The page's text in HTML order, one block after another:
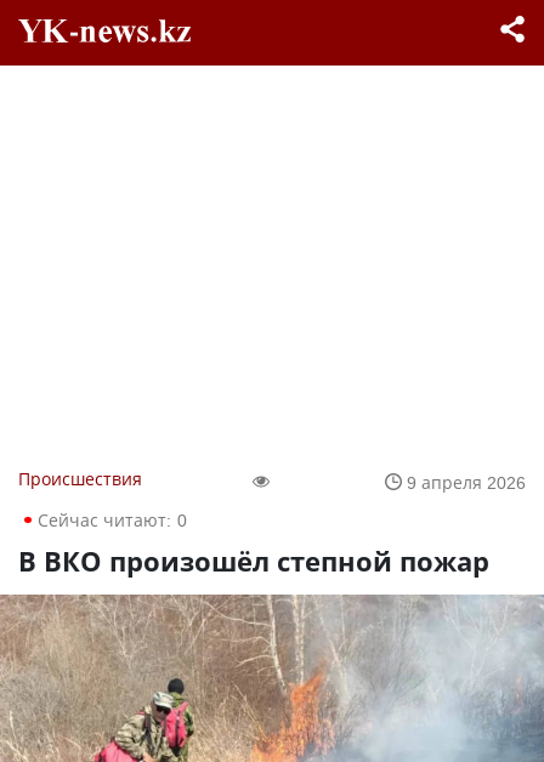
Происшествия
9 апреля 2026
Сейчас читают: 0
В ВКО произошёл степной пожар